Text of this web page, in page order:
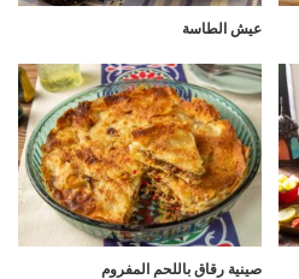
عيش الطاسة
صينية رقاق باللحم المفروم